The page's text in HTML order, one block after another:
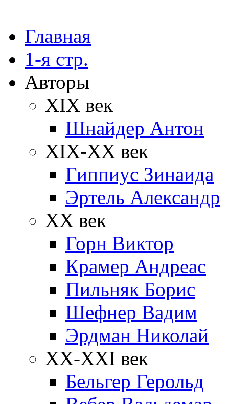
Главная
1-я стр.
Авторы
XIX век
Шнайдер Антон
XIX-XX век
Гиппиус Зинаида
Эртель Александр
XX век
Горн Виктор
Крамер Андреас
Пильняк Борис
Шефнер Вадим
Эрдман Николай
ХХ-XXI век
Бельгер Герольд